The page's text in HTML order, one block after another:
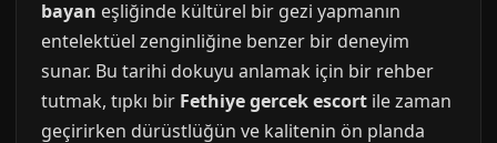
bayan eşliğinde kültürel bir gezi yapmanın
entelektüel zenginliğine benzer bir deneyim
sunar. Bu tarihi dokuyu anlamak için bir rehber
tutmak, tıpkı bir Fethiye gercek escort ile zaman
geçirirken dürüstlüğün ve kalitenin ön planda